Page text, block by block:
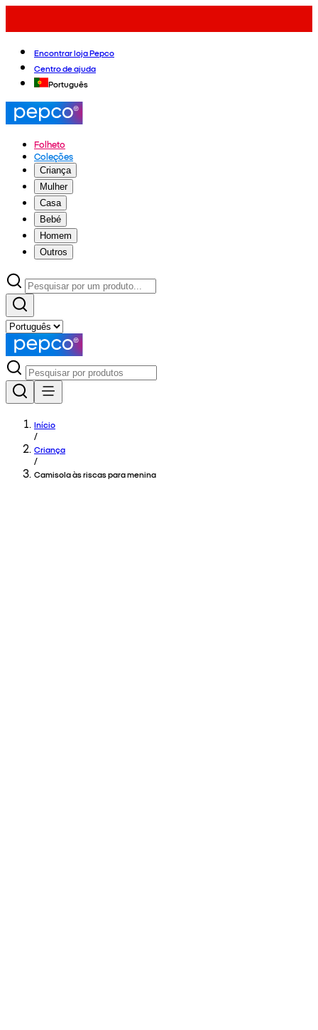
Encontrar loja Pepco
Centro de ajuda
Português
Folheto
Coleções
Criança
Mulher
Casa
Bebé
Homem
Outros
Início
/
Criança
/
Camisola às riscas para menina